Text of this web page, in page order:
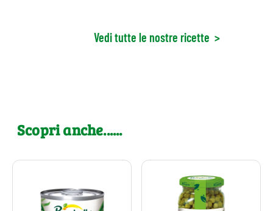
Vedi tutte le nostre ricette >
Scopri anche......